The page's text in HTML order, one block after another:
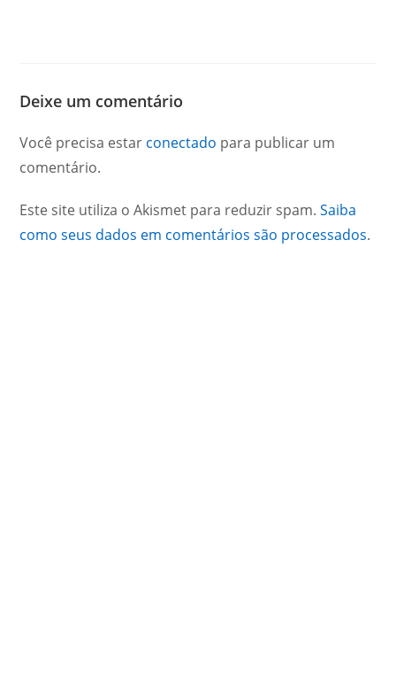
Deixe um comentário
Você precisa estar conectado para publicar um
comentário.
Este site utiliza o Akismet para reduzir spam.Saiba
como seus dados em comentários são processados.